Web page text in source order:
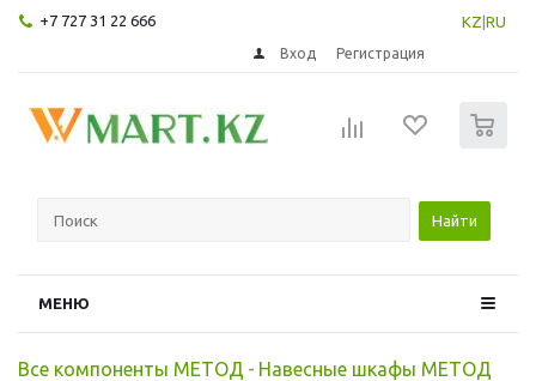
+7 727 31 22 666 KZ RU
Вход Регистрация
Найти
МЕНЮ
Все компоненты МЕТОД - Навесные шкафы МЕТОД